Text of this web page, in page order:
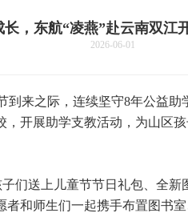
长，东航“凌燕”赴云南双江
2026-06-01
到来之际，连续坚守8年公益
开展助学支教活动，为山区
们送上儿童节节日礼包、全
和师生们一起携手布置图书